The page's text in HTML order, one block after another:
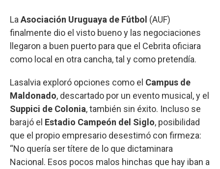
La Asociación Uruguaya de Fútbol (AUF)
finalmente dio el visto bueno y las negociaciones
llegaron a buen puerto para que el Cebrita oficiara
como local en otra cancha, tal y como pretendía.
Lasalvia exploró opciones como el Campus de
Maldonado, descartado por un evento musical, y el
Suppici de Colonia, también sin éxito. Incluso se
barajó el Estadio Campeón del Siglo, posibilidad
que el propio empresario desestimó con firmeza:
“No quería ser títere de lo que dictaminara
Nacional. Esos pocos malos hinchas que hay iban a